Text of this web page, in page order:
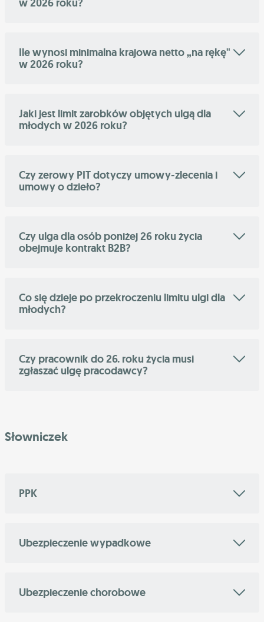
w 2026 roku?
Ile wynosi minimalna krajowa netto „na rękę"
w 2026 roku?
Jaki jest limit zarobków objętych ulgą dla
młodych w 2026 roku?
Czy zerowy PIT dotyczy umowy-zlecenia i
umowy o dzieło?
Czy ulga dla osób poniżej 26 roku życia
obejmuje kontrakt B2B?
Co się dzieje po przekroczeniu limitu ulgi dla
młodych?
Czy pracownik do 26. roku życia musi
zgłaszać ulgę pracodawcy?
Słowniczek
PPK
Ubezpieczenie wypadkowe
Ubezpieczenie chorobowe